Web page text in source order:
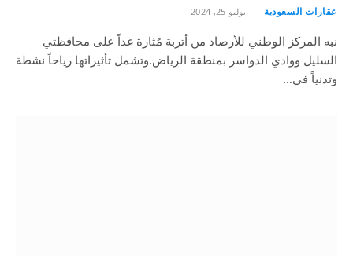
عقارات السعودية يوليو 25, 2024
نبه المركز الوطني للأرصاد من أتربة مُثارة غداً على محافظتي
السليل ووادي الدواسر بمنطقة الرياض.وتشمل تأثيراتها رياحاً نشطة
وتدنياً في…